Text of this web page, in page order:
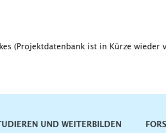
(Projektdatenbank ist in Kürze wieder
UND WEITERBILDEN